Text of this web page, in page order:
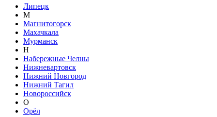
Липецк
М
Магнитогорск
Махачкала
Мурманск
Н
Набережные Челны
Нижневартовск
Нижний Новгород
Нижний Тагил
Новороссийск
О
Орёл